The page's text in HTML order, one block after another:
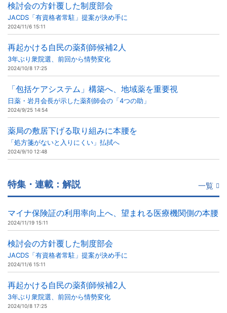
検討会の方針覆した制度部会
JACDS「有資格者常駐」提案が決め手に
2024/11/6 15:11
再起かける自民の薬剤師候補2人
3年ぶり衆院選、前回から情勢変化
2024/10/8 17:25
「包括ケアシステム」構築へ、地域薬を重要視
日薬・岩月会長が示した薬剤師会の「4つの助」
2024/9/25 14:54
薬局の敷居下げる取り組みに本腰を
「処方箋がないと入りにくい」払拭へ
2024/9/10 12:48
特集・連載：解説 一覧
マイナ保険証の利用率向上へ、望まれる医療機関側の本腰
2024/11/19 15:11
検討会の方針覆した制度部会
JACDS「有資格者常駐」提案が決め手に
2024/11/6 15:11
再起かける自民の薬剤師候補2人
3年ぶり衆院選、前回から情勢変化
2024/10/8 17:25